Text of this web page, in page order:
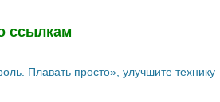
ссылкам
Плавать просто», улучшите технику